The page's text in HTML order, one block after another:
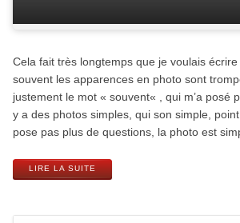
Cela fait très longtemps que je voulais
souvent les apparences en photo sont
justement le mot « souvent« , qui m’a posé
y a des photos simples, qui son simple,
pose pas plus de questions, la photo est
LIRE LA SUITE